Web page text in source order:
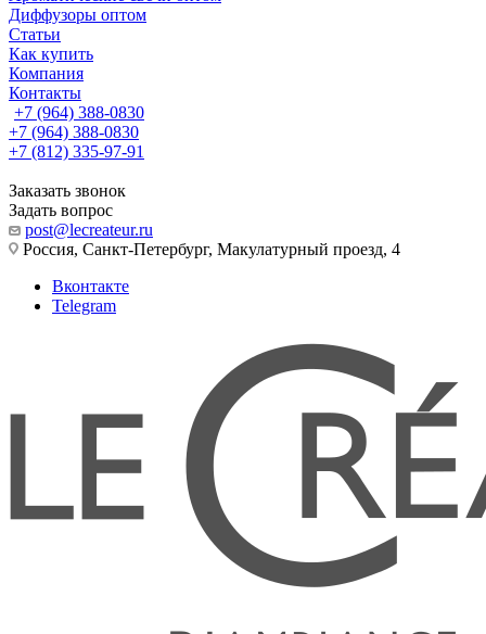
Диффузоры оптом
Статьи
Как купить
Компания
Контакты
+7 (964) 388-0830
+7 (964) 388-0830
+7 (812) 335-97-91
Заказать звонок
Задать вопрос
post@lecreateur.ru
Россия, Санкт-Петербург, Макулатурный проезд, 4
Вконтакте
Telegram